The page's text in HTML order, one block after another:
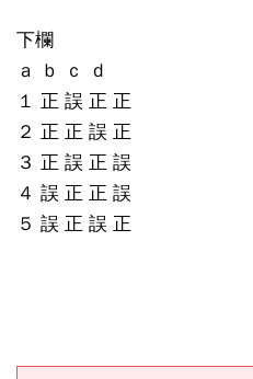
下欄
ａ ｂ ｃ ｄ
１ 正 誤 正 正
２ 正 正 誤 正
３ 正 誤 正 誤
４ 誤 正 正 誤
５ 誤 正 誤 正